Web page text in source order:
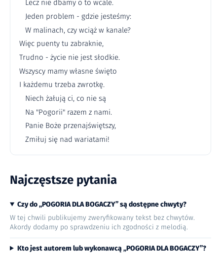
Lecz nie dbamy o to wcale.
Jeden problem - gdzie jesteśmy:
W malinach, czy wciąż w kanale?
Więc puenty tu zabraknie,
Trudno - życie nie jest słodkie.
Wszyscy mamy własne święto
I każdemu trzeba zwrotkę.
Niech żałują ci, co nie są
Na "Pogorii" razem z nami.
Panie Boże przenajświętszy,
Zmiłuj się nad wariatami!
Najczęstsze pytania
Czy do „POGORIA DLA BOGACZY” są dostępne chwyty?
W tej chwili publikujemy zweryfikowany tekst bez chwytów.
Akordy dodamy po sprawdzeniu ich zgodności z melodią.
Kto jest autorem lub wykonawcą „POGORIA DLA BOGACZY”?